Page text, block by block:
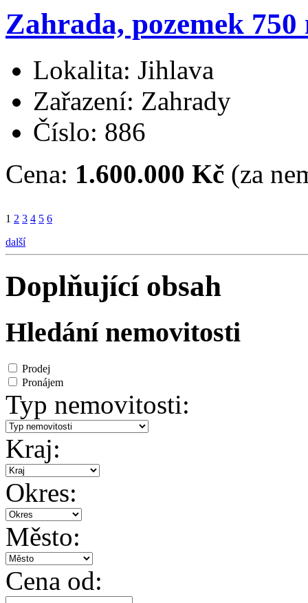
Zahrada, pozemek
Lokalita: Jihlava
Zařazení: Zahrady
Číslo: 886
Cena: 1.600.000 Kč (za
1 2 3 4 5 6
další
Doplňující obsah
Hledání nemovitosti
Prodej
Pronájem
Typ nemovitosti:
Kraj:
Okres:
Město:
Cena od: